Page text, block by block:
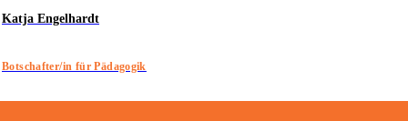
Katja Engelhardt
Botschafter/in für Pädagogik